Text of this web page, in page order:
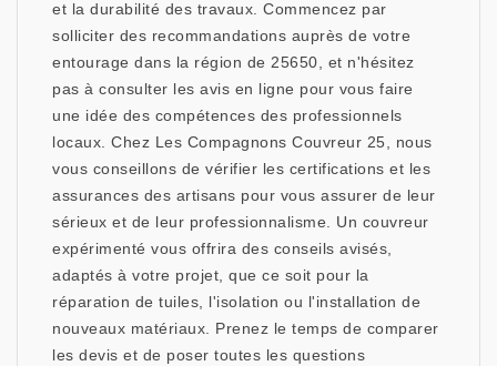
et la durabilité des travaux. Commencez par
solliciter des recommandations auprès de votre
entourage dans la région de 25650, et n'hésitez
pas à consulter les avis en ligne pour vous faire
une idée des compétences des professionnels
locaux. Chez Les Compagnons Couvreur 25, nous
vous conseillons de vérifier les certifications et les
assurances des artisans pour vous assurer de leur
sérieux et de leur professionnalisme. Un couvreur
expérimenté vous offrira des conseils avisés,
adaptés à votre projet, que ce soit pour la
réparation de tuiles, l'isolation ou l'installation de
nouveaux matériaux. Prenez le temps de comparer
les devis et de poser toutes les questions